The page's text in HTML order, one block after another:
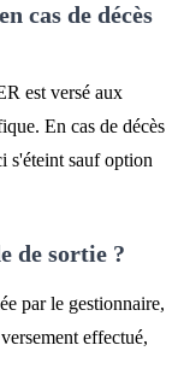
cas de décès
est versé aux
En cas de décès
s'éteint sauf option
de sortie ?
par le gestionnaire,
effectué,